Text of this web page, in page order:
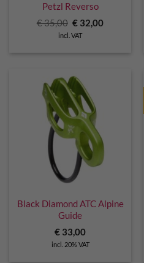
Petzl Reverso
€35,00 Original
price
was:
€ 32,00Current
incl. VAT
Black Diamond ATC Alpine
Guide
€ 33,00
incl. 20% VAT